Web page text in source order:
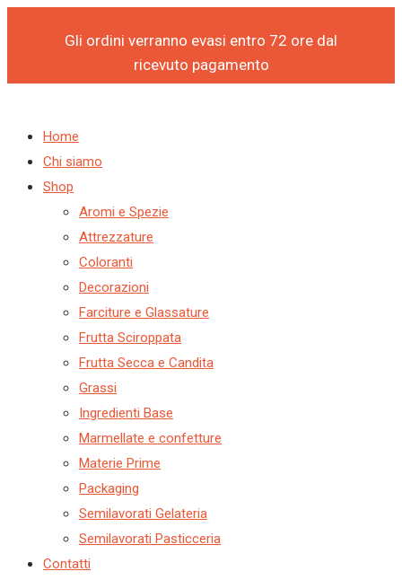
Gli ordini verranno evasi entro 72 ore dal
ricevuto pagamento
Vai
Home
Chi siamo
Shop
Aromi e Spezie
Attrezzature
Coloranti
Decorazioni
Farciture e Glassature
Frutta Sciroppata
Frutta Secca e Candita
Grassi
Ingredienti Base
Marmellate e confetture
Materie Prime
Packaging
Semilavorati Gelateria
Semilavorati Pasticceria
Contatti
Products
Products
PASTA
NOCCIOLA
KG
LINDT
quantità